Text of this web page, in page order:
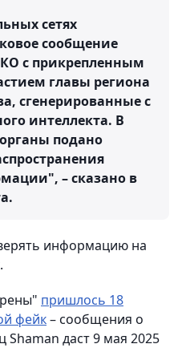
сетях
сообщение
с прикрепленным
главы региона
сгенерированные с
интеллекта. В
подано
– сказано в
информацию на
пришлось 18
фейк– сообщения о
Shaman даст 9 мая 2025